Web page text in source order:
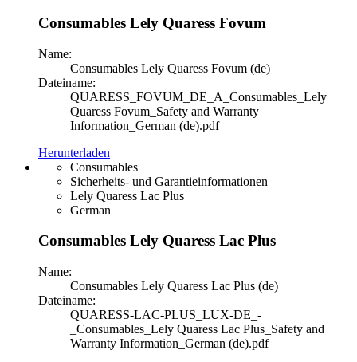
Consumables Lely Quaress Fovum
Name:
Consumables Lely Quaress Fovum (de)
Dateiname:
QUARESS_FOVUM_DE_A_Consumables_Lely
Quaress Fovum_Safety and Warranty
Information_German (de).pdf
Herunterladen
Consumables
Sicherheits- und Garantieinformationen
Lely Quaress Lac Plus
German
Consumables Lely Quaress Lac Plus
Name:
Consumables Lely Quaress Lac Plus (de)
Dateiname:
QUARESS-LAC-PLUS_LUX-DE_-
_Consumables_Lely Quaress Lac Plus_Safety and
Warranty Information_German (de).pdf